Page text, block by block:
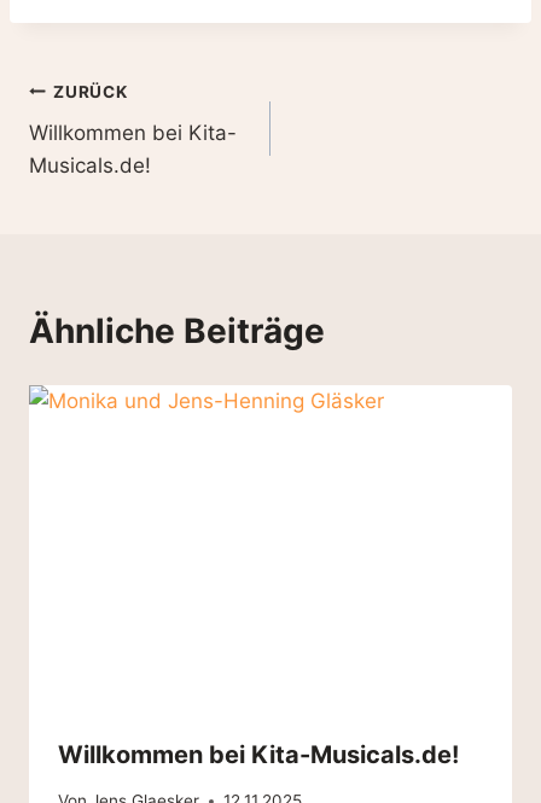
Beitragsnavigation
ZURÜCK
Willkommen bei Kita-
Musicals.de!
Ähnliche Beiträge
Willkommen bei Kita-Musicals.de!